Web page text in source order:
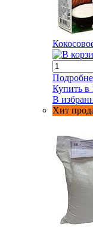
Купить в
В
Хит